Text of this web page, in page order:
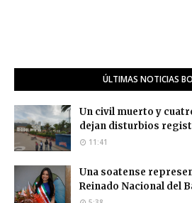
ÚLTIMAS NOTICIAS
Un civil muerto y
dejan disturbios
11:41
Una soatense
Reinado Nacional del